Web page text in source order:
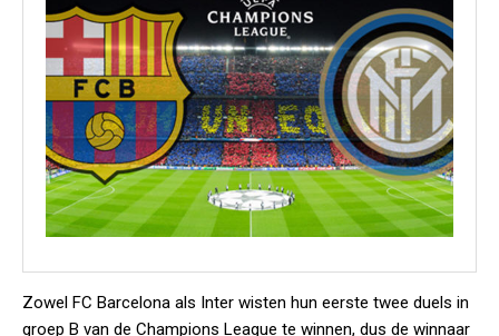
Zowel FC Barcelona als Inter wisten hun eerste twee duels in
groep B van de Champions League te winnen, dus de winnaar